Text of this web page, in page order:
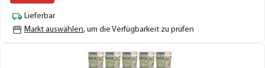
Lieferbar
Markt auswählen, um die Verfügbarkeit zu prüfen